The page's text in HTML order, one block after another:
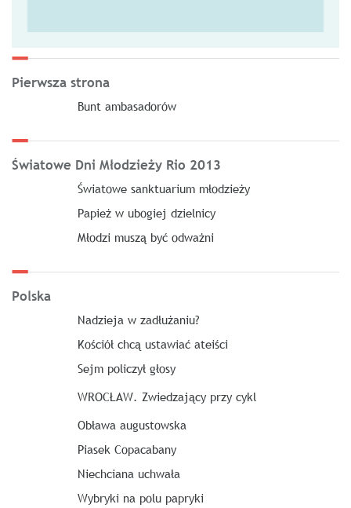
Pierwsza strona
Bunt ambasadorów
Światowe Dni Młodzieży Rio 2013
Światowe sanktuarium młodzieży
Papież w ubogiej dzielnicy
Młodzi muszą być odważni
Polska
Nadzieja w zadłużaniu?
Kościół chcą ustawiać ateiści
Sejm policzył głosy
WROCŁAW. Zwiedzający przy cykl
Obława augustowska
Piasek Copacabany
Niechciana uchwała
Wybryki na polu papryki